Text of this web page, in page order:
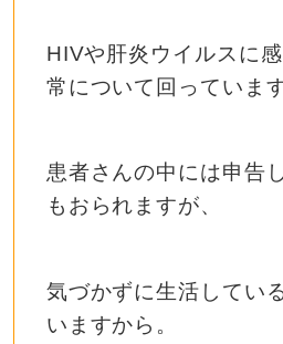
HIVや肝炎ウイルスに
常について回っていま
患者さんの中には申告
もおられますが、
気づかずに生活してい
いますから。